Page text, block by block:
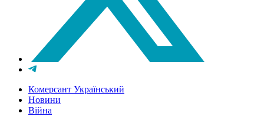
Комерсант Український
Новини
Війна